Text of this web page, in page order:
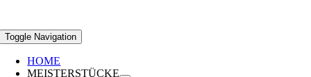
Toggle Navigation
HOME
MEISTERSTÜCKE